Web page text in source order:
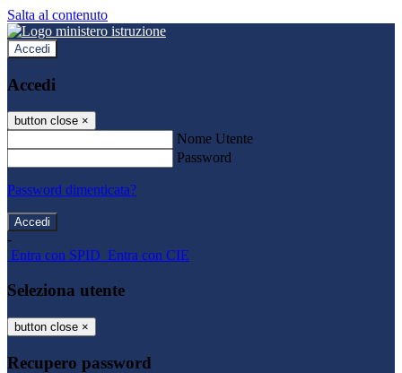
Salta al contenuto
Accedi
Accedi
button close ×
Nome Utente
Password
Password dimenticata?
-
Entra con SPID Entra con CIE
Seleziona utente
button close ×
Recupero password